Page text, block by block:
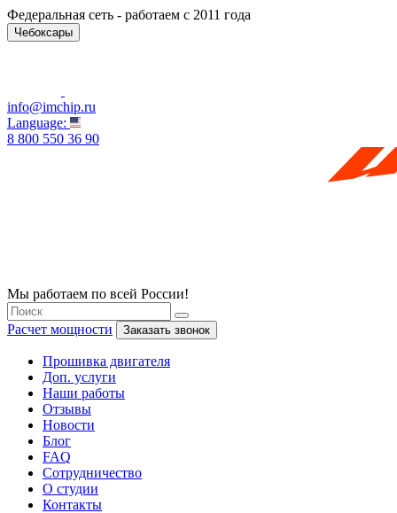
Федеральная сеть - работаем с 2011 года
Чебоксары
info@imchip.ru
Language:
8 800 550 36 90
Мы работаем по всей России!
Расчет мощности Заказать звонок
Прошивка двигателя
Доп. услуги
Наши работы
Отзывы
Новости
Блог
FAQ
Сотрудничество
О студии
Контакты